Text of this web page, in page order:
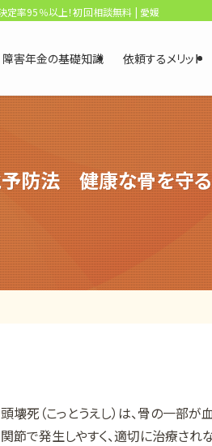
率95％以上！初回相談無料 | 愛媛・松山障害
障害年金の基礎知識 依頼するメリット
防法 健康な骨を守る
壊死（こっとうえし）は、骨の一部
節で発生しやすく、適切に治療さ